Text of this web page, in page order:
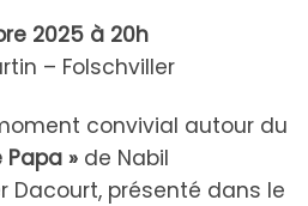
2025 à 20h
– Folschviller
convivial autour du
Papa » de Nabil
Dacourt, présenté dans le